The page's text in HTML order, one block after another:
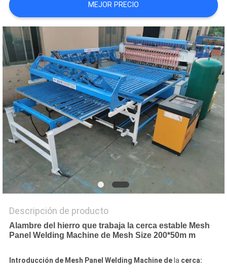
PIDA
UNA
CITA
MAPA
DEL
SITIO
PRIVACY
POLICY
MEJOR PRECIO
Descripción de producto
Alambre del hierro que trabaja la cerca estable Mesh
Panel Welding Machine de Mesh Size 200*50m m
Introducción de Mesh Panel Welding Machine dela cerca: